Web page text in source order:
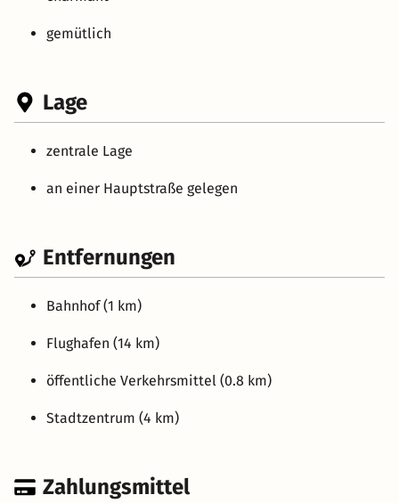
gemütlich
Lage
zentrale Lage
an einer Hauptstraße gelegen
Entfernungen
Bahnhof (1 km)
Flughafen (14 km)
öffentliche Verkehrsmittel (0.8 km)
Stadtzentrum (4 km)
Zahlungsmittel